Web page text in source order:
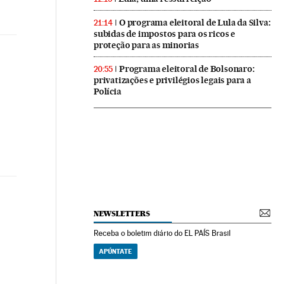
21:14
O programa eleitoral de Lula da Silva:
subidas de impostos para os ricos e
proteção para as minorias
20:55
Programa eleitoral de Bolsonaro:
privatizações e privilégios legais para a
Polícia
NEWSLETTERS
Receba o boletim diário do EL PAÍS Brasil
APÚNTATE